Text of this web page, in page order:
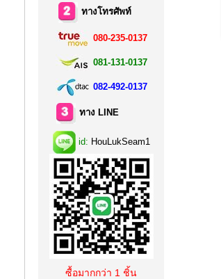
ทางโทรศัพท์
080-235-0137
081-131-0137
082-492-0137
ทาง LINE
id: HouLukSeam1
ซื้อมากกว่า 1 ชิ้น